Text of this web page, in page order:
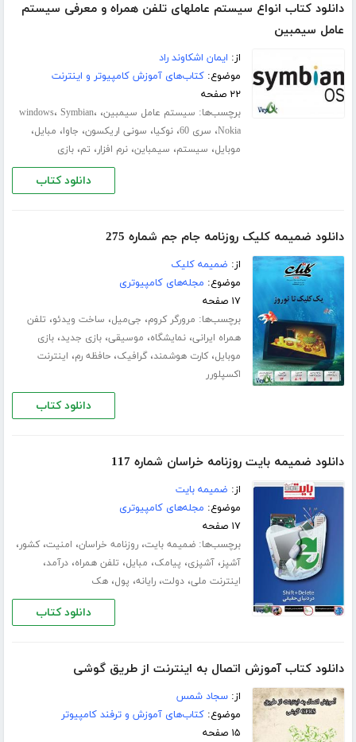
دانلود کتاب انواع سیستم عاملهای تلفن همراه و معرفی سیستم
عامل سیمبین
از: ایمان اشکاوند راد
موضوع:کتاب‌های آموزش کامپیوتر و اینترنت
۲۲ صفحه
برچسب‌ها: سیستم عامل سیمبین، windows، Symbian،
Nokia، سری 60 ،نوکیا، سونی اریکسون، جاوا، مبایل،
موبایل، سیستم، سیمباین،نرم افزار، تم،بازی
دانلود کتاب
دانلود ضمیمه کلیک روزنامه جام جم شماره 275
از: ضمیمه کلیک
موضوع: مجله‌های کامپیوتری
۱۷ صفحه
برچسب‌ها: مرورگر کروم، جی‌میل، ساخت ویدئو، تلفن
همراه ایرانی،نمایشگاه، موسیقی،بازی جدید،بازی
موبایل،کارت هوشمند،گرافیک،حافظه رم، اینترنت
اکسپلورر
دانلود کتاب
دانلود ضمیمه بایت روزنامه خراسان شماره 117
از: ضمیمه بایت
موضوع: مجله‌های کامپیوتری
۱۷ صفحه
برچسب‌ها:ضمیمه بایت،روزنامه خراسان، امنیت،کشور،
آشپز،آشپزی، پیامک، مبایل، تلفن همراه،درآمد،
اینترنت ملی،دولت،رایانه، پول،هک
دانلود کتاب
دانلود کتاب آموزش اتصال به اینترنت از طریق گوشی
از:سجاد شمس
موضوع:کتاب‌های آموزش و ترفند کامپیوتر
۱۵ صفحه